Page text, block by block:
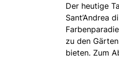
Der heutige
Sant’Andrea
zu den
bieten. Zum